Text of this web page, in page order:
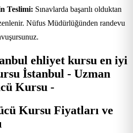
Teslimi: Sınavlarda başarılı olduktan
Nüfus Müdürlüğünden randevu
Kursu Fiyatları ve